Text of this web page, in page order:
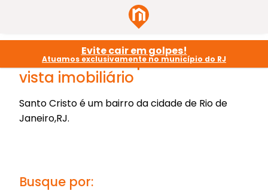
Evite cair em golpes!
Atuamos exclusivamente no município do RJ
Santo Cristo do ponto de
vista imobiliário
Santo Cristo é um bairro da cidade de Rio de
Janeiro,RJ.
Busque por: